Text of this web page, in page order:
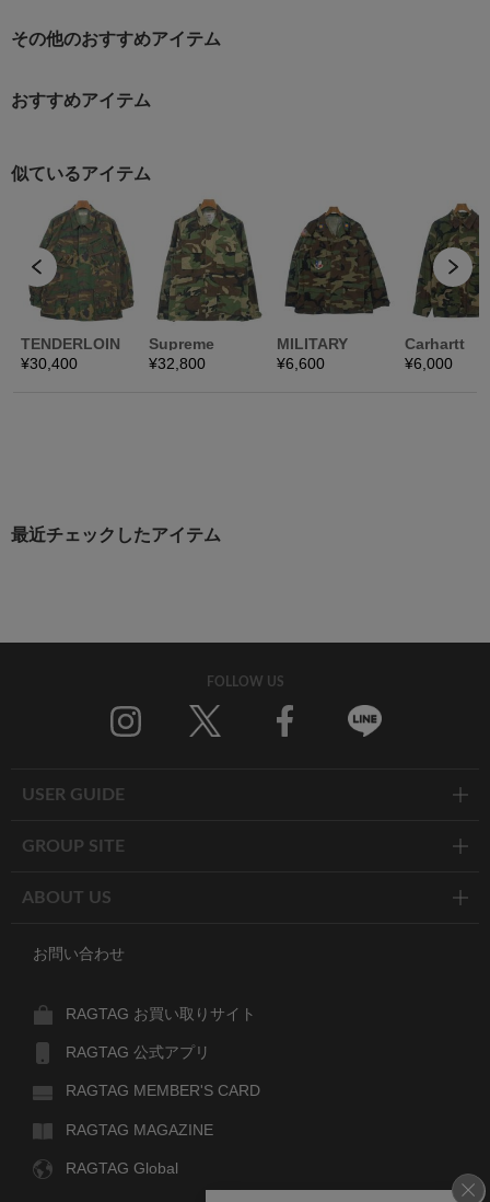
その他のおすすめアイテム
おすすめアイテム
最近チェックしたアイテム
FOLLOW US
USER GUIDE
GROUP SITE
ABOUT US
お問い合わせ
RAGTAG お買い取りサイト
RAGTAG 公式アプリ
RAGTAG MEMBER'S CARD
RAGTAG MAGAZINE
RAGTAG Global